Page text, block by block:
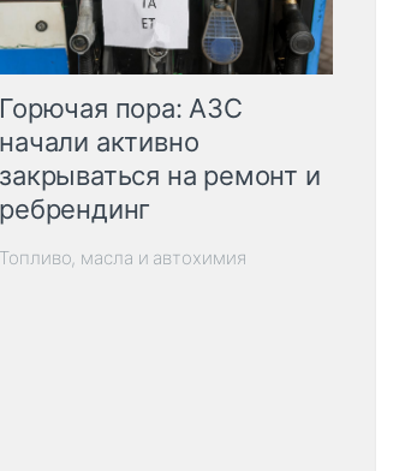
Горючая пора: АЗС
начали активно
закрываться на ремонт и
ребрендинг
Топливо, масла и автохимия